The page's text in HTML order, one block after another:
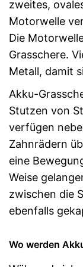
zweites,
Motorwelle
Die
Grasschere.
Metall, damit
Akku-
Stutzen von
verfügen
Zahnrädern
eine
Weise
zwischen die
ebenfalls
Wo werden